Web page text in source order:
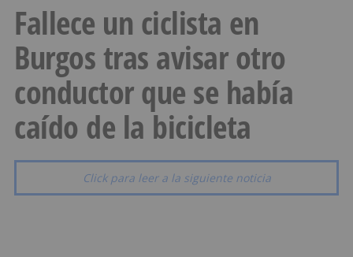
Fallece un ciclista en
Burgos tras avisar otro
conductor que se había
caído de la bicicleta
Click para leer a la siguiente noticia